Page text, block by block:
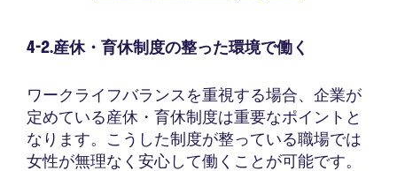
4-2.産休・育休制度の整った環境で働く
ワークライフバランスを重視する場合、企業が
定めている産休・育休制度は重要なポイントと
なります。こうした制度が整っている職場では
女性が無理なく安心して働くことが可能です。